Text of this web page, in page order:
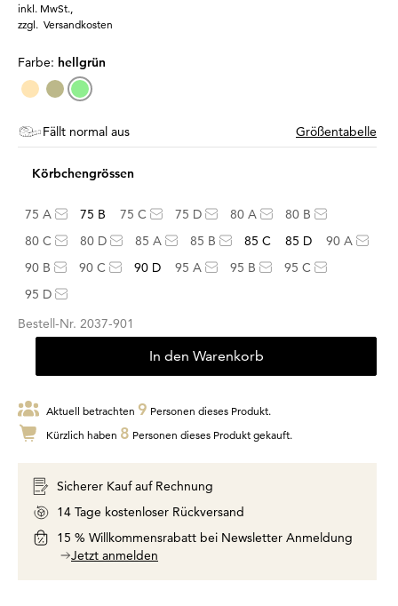
inkl. MwSt.
zzgl. Versandkosten
Farbe: hellgrün
Fällt normal aus Größentabelle
Körbchengrössen
75 A 75 B 75 C 75 D 80 A
80 B
80 C
80 D 85 A 85 B 85 C 85 D
90 A
90 B
90 C 90 D 95 A 95 B
95 C
95 D
Bestell-Nr. 2037-901
In den Warenkorb
Aktuell betrachten 9 Personen dieses Produkt.
Kürzlich haben 8 Personen dieses Produkt gekauft.
Sicherer Kauf auf Rechnung
14 Tage kostenloser Rückversand
15 % Willkommensrabatt bei Newsletter Anmeldung
Jetzt anmelden